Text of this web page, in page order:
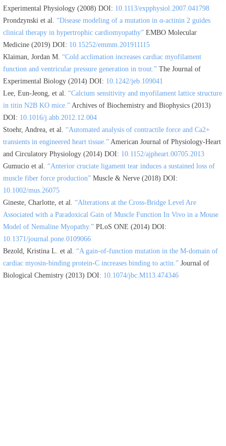
Experimental Physiology (2008) DOI: 10.1113/expphysiol.2007.041798
Prondzynski et al. “Disease modeling of a mutation in α-actinin 2 guides
clinical therapy in hypertrophic cardiomyopathy” EMBO Molecular
Medicine (2019) DOI: 10.15252/emmm.201911115
Klaiman, Jordan M. “Cold acclimation increases cardiac myofilament
function and ventricular pressure generation in trout.” The Journal of
Experimental Biology (2014) DOI: 10.1242/jeb.109041
Lee, Eun-Jeong, et al. “Calcium sensitivity and myofilament lattice structure
in titin N2B KO mice.” Archives of Biochemistry and Biophysics (2013)
DOI: 10.1016/j.abb.2012.12.004
Stoehr, Andrea, et al. “Automated analysis of contractile force and Ca2+
transients in engineered heart tissue.” American Journal of Physiology-Heart
and Circulatory Physiology (2014) DOI: 10.1152/ajpheart.00705.2013
Gumucio et al. “Anterior cruciate ligament tear induces a sustained loss of
muscle fiber force production” Muscle & Nerve (2018) DOI:
10.1002/mus.26075
Gineste, Charlotte, et al. “Alterations at the Cross-Bridge Level Are
Associated with a Paradoxical Gain of Muscle Function In Vivo in a Mouse
Model of Nemaline Myopathy.” PLoS ONE (2014) DOI:
10.1371/journal.pone.0109066
Bezold, Kristina L. et al. “A gain-of-function mutation in the M-domain of
cardiac myosin-binding protein-C increases binding to actin.” Journal of
Biological Chemistry (2013) DOI: 10.1074/jbc.M113.474346